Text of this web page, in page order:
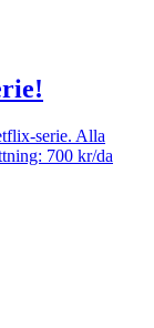
serie. Alla
700 kr/da